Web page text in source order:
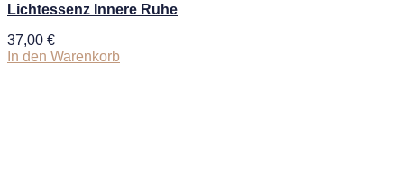
Lichtessenz Innere Ruhe
37,00 €
In den Warenkorb